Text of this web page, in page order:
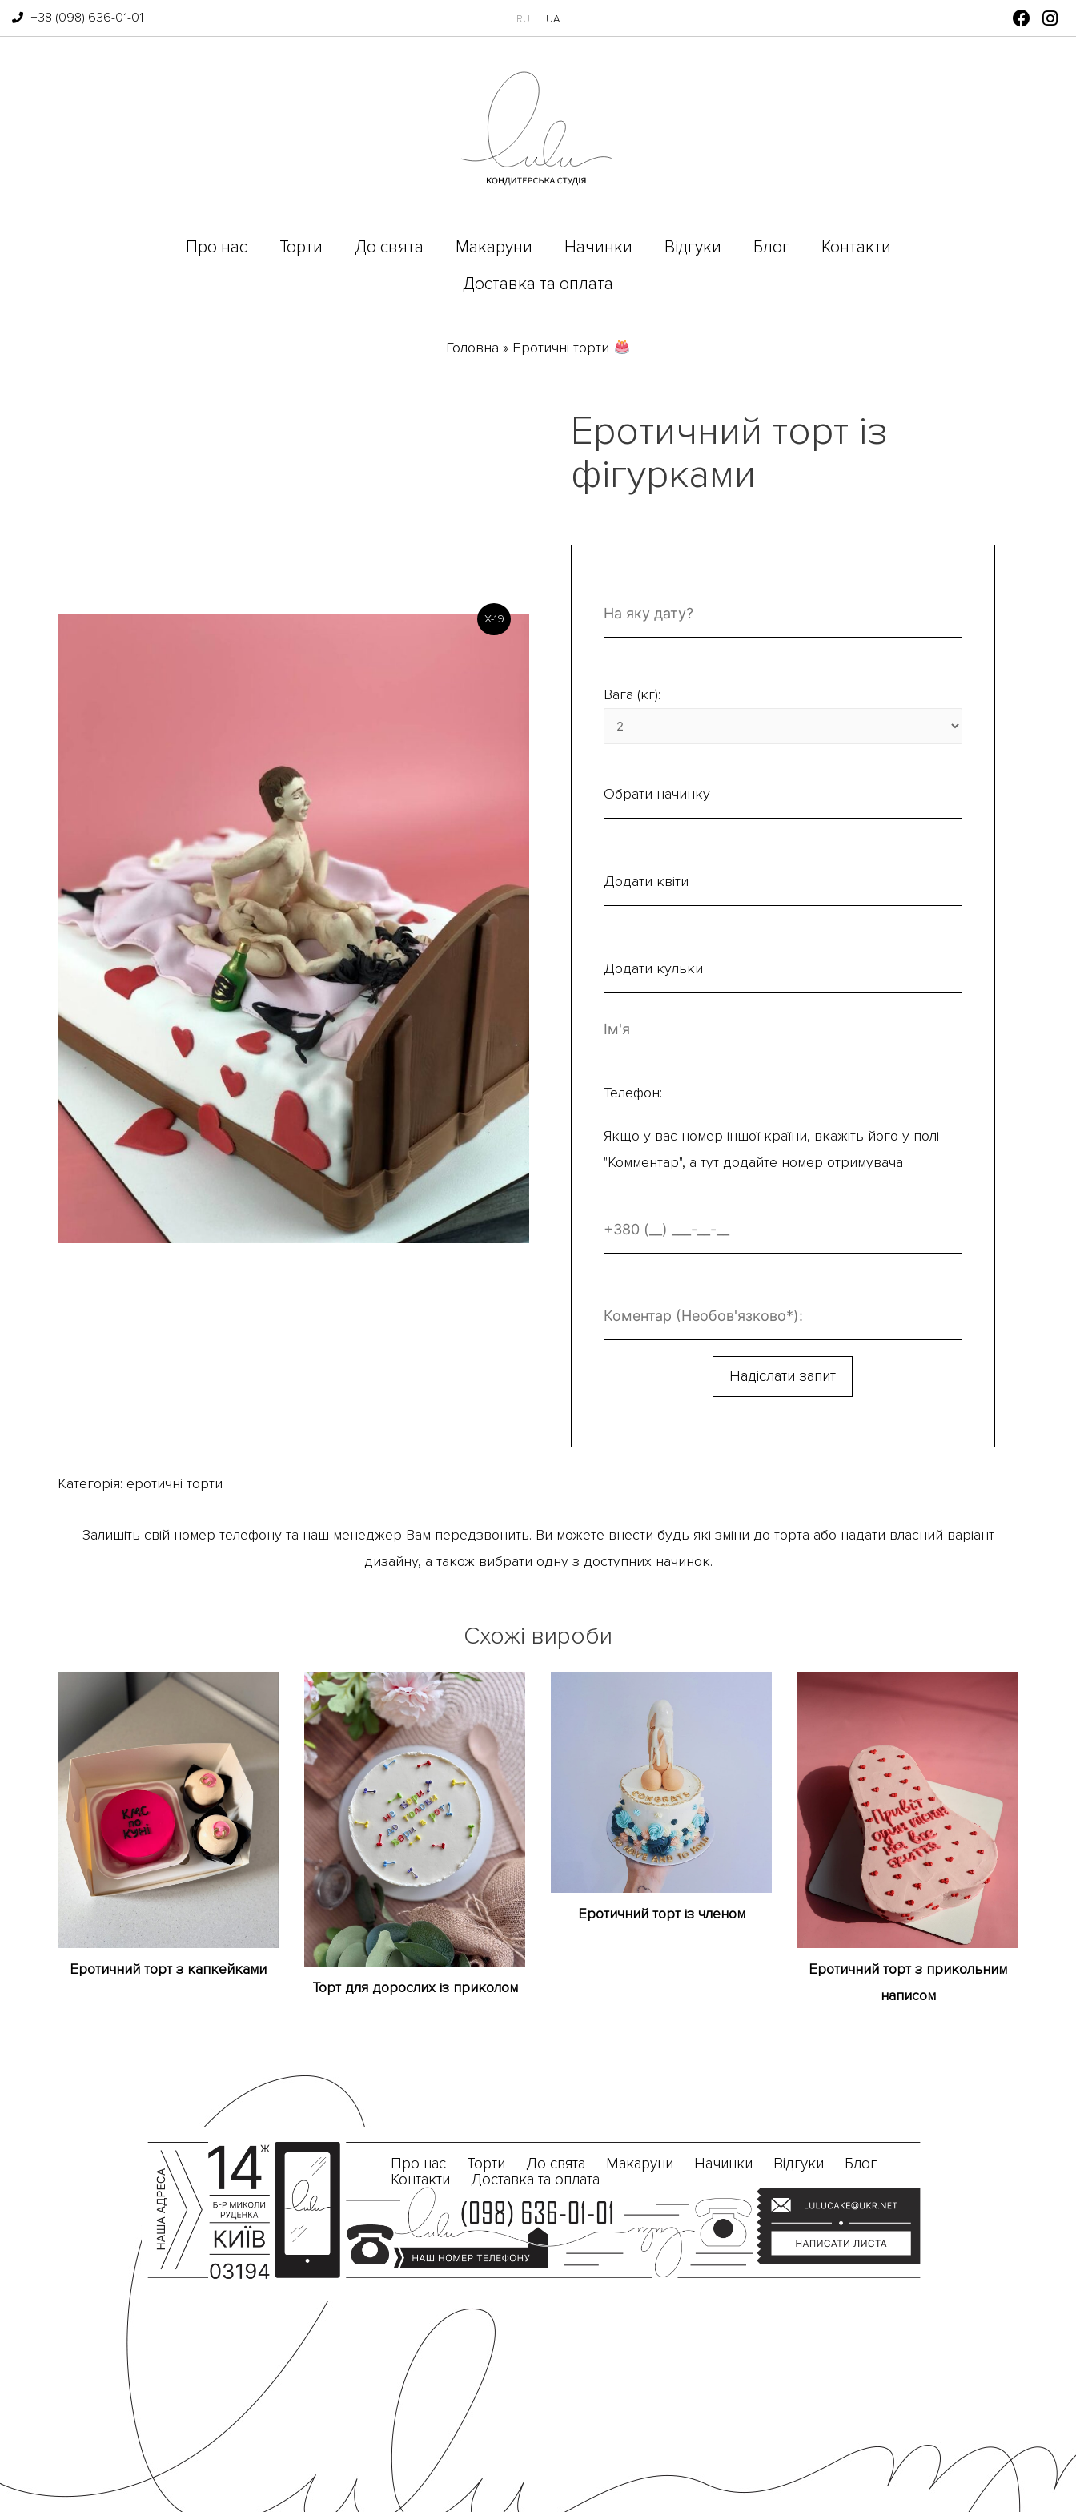
+38 (098) 636-01-01 RU UA
Про нас Торти До свята Макаруни Начинки Відгуки Блог
Контакти
Доставка та оплата
Головна » Еротичні торти
X-19
Еротичний торт із
фігурками
Вага (кг):
Обрати начинку
Додати квіти
Додати кульки
Телефон:
Якщо у вас номер іншої країни, вкажіть його у полі
"Комментар", а тут додайте номер отримувача
Категорія: еротичні торти
Залишіть свій номер телефону та наш менеджер Вам передзвонить. Ви можете внести будь-які зміни до торта або надати власний варіант
дизайну, а також вибрати одну з доступних начинок.
Схожі вироби
Еротичний торт з капкейками
Торт для дорослих із приколом
Еротичний торт із членом
Еротичний торт з прикольним
написом
Про нас Торти До свята Макаруни Начинки Відгуки
Блог
Контакти
Доставка та оплата